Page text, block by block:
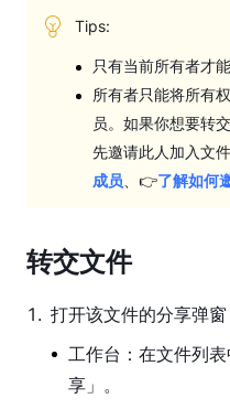
面
图
属
性
设
Tips:
只有当前所有者才
所有者只能将所有
员。如果你想要转
先邀请此人加入文
成员 、👉了解如何
转交文件
1 . 打开该文件的分享弹窗
工作台：在文件列
享」。